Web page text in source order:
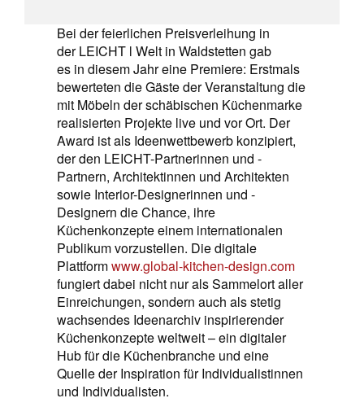
Bei der feierlichen Preisverleihung in
der LEICHT l Welt in Waldstetten gab
es in diesem Jahr eine Premiere: Erstmals
bewerteten die Gäste der Veranstaltung die
mit Möbeln der schäbischen Küchenmarke
realisierten Projekte live und vor Ort. Der
Award ist als Ideenwettbewerb konzipiert,
der den LEICHT-Partnerinnen und -
Partnern, Architektinnen und Architekten
sowie Interior-Designerinnen und -
Designern die Chance, ihre
Küchenkonzepte einem internationalen
Publikum vorzustellen. Die digitale
Plattformwww.global-kitchen-design.com
fungiert dabei nicht nur als Sammelort aller
Einreichungen, sondern auch als stetig
wachsendes Ideenarchiv inspirierender
Küchenkonzepte weltweit – ein digitaler
Hub für die Küchenbranche und eine
Quelle der Inspiration für Individualistinnen
und Individualisten.